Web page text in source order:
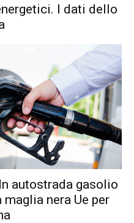
I dati dello
autostrada gasolio
nera Ue per